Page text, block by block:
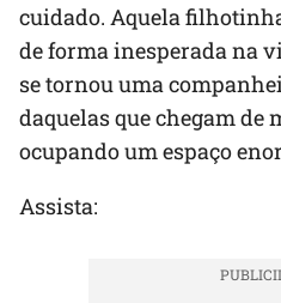
cuidado. Aquela
de forma inesperada na
se tornou uma
daquelas que chegam de
ocupando um espaço
Assista: